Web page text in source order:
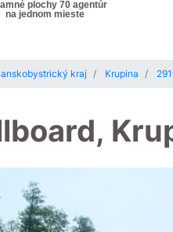
plochy 70 agentúr
na jednom mieste
kraj Krupina